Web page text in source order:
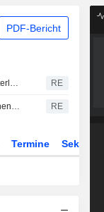
PDF-Bericht
Gouverneurin von Virginia kündigt Unterlagen für Eingreifen in Dominion-NextEra-Fusion an RE
Top-US-Versorger Dominion, der Rechenzentren beliefert, übertrifft Gewinnschätzungen RE
Termine Sektor